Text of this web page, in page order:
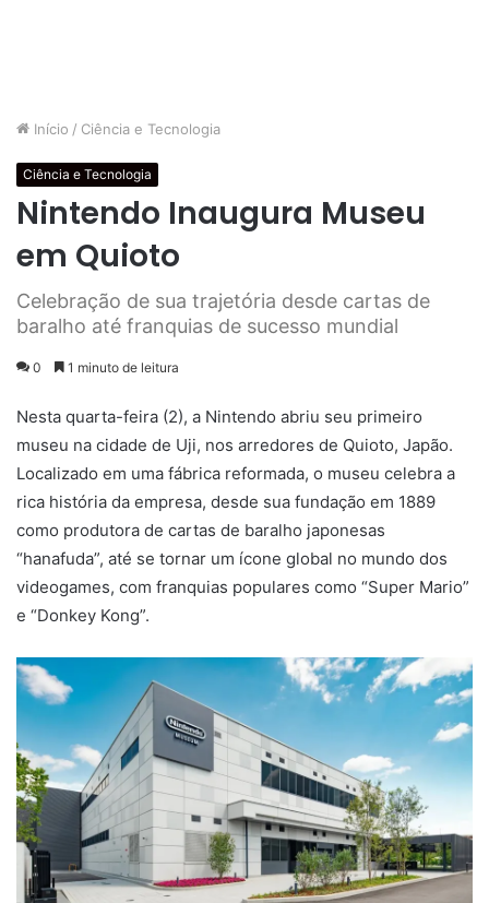
Início / Ciência e Tecnologia
Ciência e Tecnologia
Nintendo Inaugura Museu
em Quioto
Celebração de sua trajetória desde cartas de
baralho até franquias de sucesso mundial
0 1 minuto de leitura
Nesta quarta-feira (2), a Nintendo abriu seu primeiro
museu na cidade de Uji, nos arredores de Quioto, Japão.
Localizado em uma fábrica reformada, o museu celebra a
rica história da empresa, desde sua fundação em 1889
como produtora de cartas de baralho japonesas
“hanafuda”, até se tornar um ícone global no mundo dos
videogames, com franquias populares como “Super Mario”
e “Donkey Kong”.